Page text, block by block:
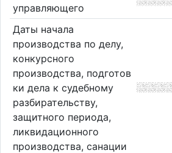
управляющего
Даты начала
производства по делу,
конкурсного
производства, подготов
ки дела к судебному
разбирательству,
защитного периода,
ликвидационного
производства, санации